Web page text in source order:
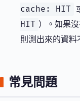
cache: HIT
HIT ）。如果
則測出來的資料
常見問題